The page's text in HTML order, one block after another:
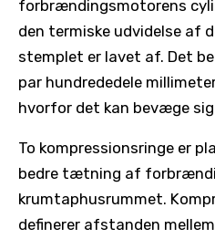
forbrændingsmotorens
den termiske udvidelse af
stemplet er lavet af. Det
par hundrededele
hvorfor det kan bevæge
To kompressionsringe er
bedre tætning af
krumtaphusrummet.
definerer afstanden